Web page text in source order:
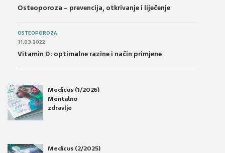
Osteoporoza – prevencija, otkrivanje i liječenje
OSTEOPOROZA
11.03.2022.
Vitamin D: optimalne razine i način primjene
Medicus (1/2026)
Mentalno
zdravlje
Medicus (2/2025)